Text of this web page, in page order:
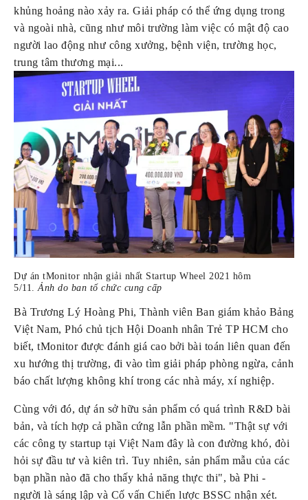
khủng hoảng nào xảy ra. Giải pháp có thể ứng dụng trong
và ngoài nhà, cũng như môi trường làm việc có mật độ cao
người lao động như công xưởng, bệnh viện, trường học,
trung tâm thương mại...
Dự án tMonitor nhận giải nhất Startup Wheel 2021 hôm
5/11.
Ảnh do ban tổ chức cung cấp
Bà Trương Lý Hoàng Phi, Thành viên Ban giám khảo Bảng
Việt Nam, Phó chủ tịch Hội Doanh nhân Trẻ TP HCM cho
biết, tMonitor được đánh giá cao bởi bài toán liên quan đến
xu hướng thị trường, đi vào tìm giải pháp phòng ngừa, cảnh
báo chất lượng không khí trong các nhà máy, xí nghiệp.
Cùng với đó, dự án sở hữu sản phẩm có quá trình R&D bài
bản, và tích hợp cả phần cứng lẫn phần mềm. "Thật sự với
các công ty startup tại Việt Nam đây là con đường khó, đòi
hỏi sự đầu tư và kiên trì. Tuy nhiên, sản phẩm mẫu của các
bạn phần nào đã cho thấy khả năng thực thi", bà Phi -
người là sáng lập và Cố vấn Chiến lược BSSC nhận xét.